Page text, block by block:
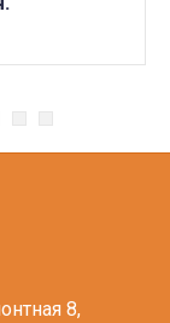
8,